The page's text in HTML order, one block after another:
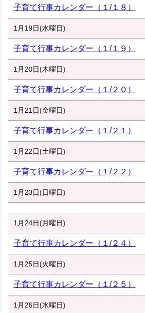
子育て行事カレンダー（１/１８）
1月19日(水曜日)
子育て行事カレンダー（１/１９）
1月20日(木曜日)
子育て行事カレンダー（１/２０）
1月21日(金曜日)
子育て行事カレンダー（１/２１）
1月22日(土曜日)
子育て行事カレンダー（１/２２）
1月23日(日曜日)
1月24日(月曜日)
子育て行事カレンダー（１/２４）
1月25日(火曜日)
子育て行事カレンダー（１/２５）
1月26日(水曜日)